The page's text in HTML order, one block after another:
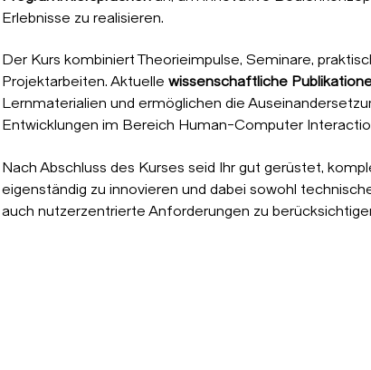
Erlebnisse zu realisieren.
Der Kurs kombiniert Theorieimpulse, Seminare,
Projektarbeiten. Aktuelle wissenschaftliche
Lernmaterialien und ermöglichen die
Entwicklungen im Bereich Human-Computer
Nach Abschluss des Kurses seid Ihr gut gerüstet,
eigenständig zu innovieren und dabei sowohl
auch nutzerzentrierte Anforderungen zu